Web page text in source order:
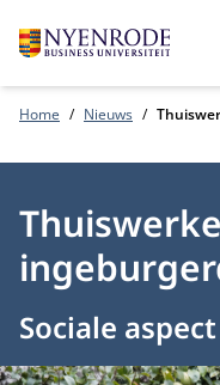
Home Nieuws
Sociale